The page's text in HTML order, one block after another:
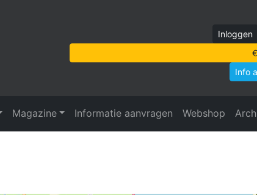
Inloggen
Info
Magazine Informatie aanvragen Webshop